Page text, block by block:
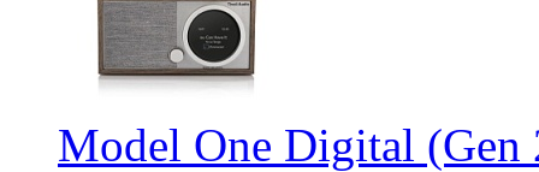
Model One Digital (Gen